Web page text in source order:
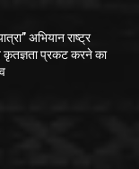
अभियान राष्ट्र
कृतज्ञता प्रकट करने का